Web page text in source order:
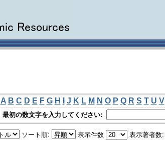
A B C D E F G H J K L M N O P Q R S T U V
最初の数文字を入力してください:
ソート順: 表示件数 表示著者数: